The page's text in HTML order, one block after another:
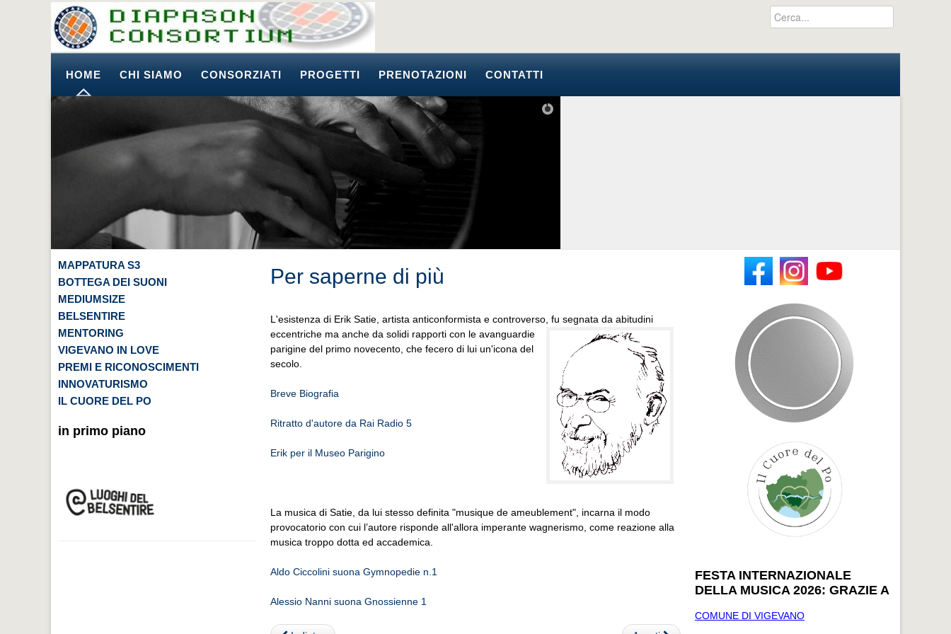
HOME CHI SIAMO CONSORZIATI PROGETTI PRENOTAZIONI CONTATTI
MAPPATURA S3
BOTTEGA DEI SUONI
MEDIUMSIZE
BELSENTIRE
MENTORING
VIGEVANO IN LOVE
PREMI E RICONOSCIMENTI
INNOVATURISMO
IL CUORE DEL PO
in primo piano
Per saperne di più
L'esistenza di Erik Satie, artista anticonformista e controverso, fu segnata da abitudini
eccentriche ma anche da solidi rapporti con le avanguardie
parigine del primo novecento, che fecero di lui un'icona del
secolo.
Breve Biografia
Ritratto d'autore da Rai Radio 5
Erik per il Museo Parigino
La musica di Satie, da lui stesso definita "musique de ameublement", incarna il modo
provocatorio con cui l’autore risponde all'allora imperante wagnerismo, come reazione alla
musica troppo dotta ed accademica.
Aldo Ciccolini suona Gymnopedie n.1
Alessio Nanni suona Gnossienne 1
FESTA INTERNAZIONALE
DELLA MUSICA 2026: GRAZIE A
COMUNE DI VIGEVANO